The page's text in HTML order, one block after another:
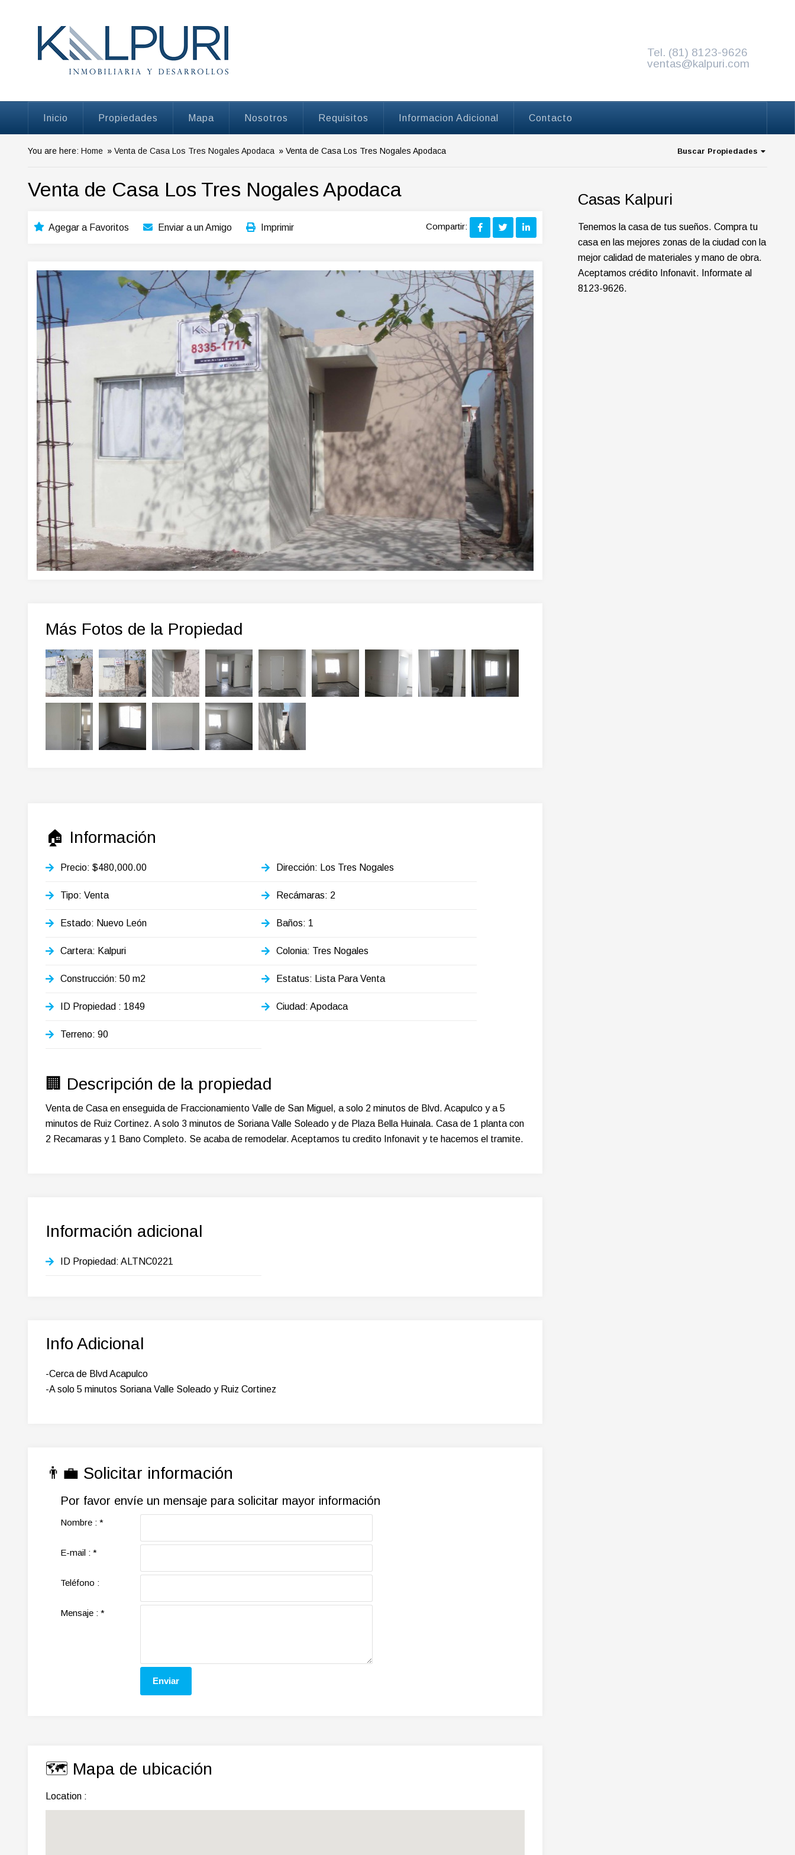
Tel. (81) 8123-9626
ventas@kalpuri.com
Inicio Propiedades Mapa Nosotros Requisitos Informacion Adicional Contacto
You are here: Home » Venta de Casa Los Tres Nogales Apodaca » Venta de Casa Los Tres Nogales Apodaca Buscar Propiedades
Venta de Casa Los Tres Nogales Apodaca
Agegar a Favoritos Enviar a un Amigo Imprimir Compartir:
Más Fotos de la Propiedad
🏠 Información
Precio: $480,000.00 Dirección: Los Tres Nogales
Tipo: Venta Recámaras: 2
Estado: Nuevo León Baños: 1
Cartera: Kalpuri Colonia: Tres Nogales
Construcción: 50 m2 Estatus: Lista Para Venta
ID Propiedad : 1849 Ciudad: Apodaca
Terreno: 90
🏢 Descripción de la propiedad
Venta de Casa en enseguida de Fraccionamiento Valle de San Miguel, a solo 2 minutos de Blvd. Acapulco y a 5
minutos de Ruiz Cortinez. A solo 3 minutos de Soriana Valle Soleado y de Plaza Bella Huinala. Casa de 1 planta con
2 Recamaras y 1 Bano Completo. Se acaba de remodelar. Aceptamos tu credito Infonavit y te hacemos el tramite.
Información adicional
ID Propiedad: ALTNC0221
Info Adicional
-Cerca de Blvd Acapulco
-A solo 5 minutos Soriana Valle Soleado y Ruiz Cortinez
👨‍💼 Solicitar información
Por favor envíe un mensaje para solicitar mayor información
Nombre : *
E-mail : *
Teléfono :
Mensaje : *
🗺️ Mapa de ubicación
Location :
Casas Kalpuri
Tenemos la casa de tus sueños. Compra tu
casa en las mejores zonas de la ciudad con la
mejor calidad de materiales y mano de obra.
Aceptamos crédito Infonavit. Informate al
8123-9626.